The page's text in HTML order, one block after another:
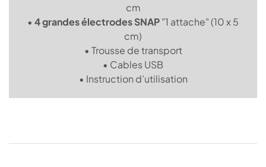
cm
• 4 grandes électrodes SNAP"1 attache" (10 x 5
cm)
• Trousse de transport
• Cables USB
• Instruction d’utilisation